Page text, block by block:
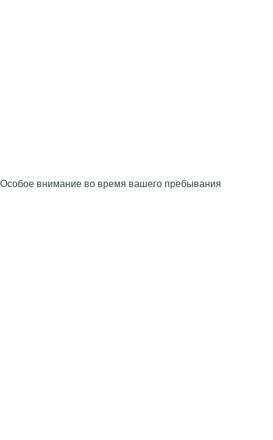
Особое внимание во время вашего пребывания